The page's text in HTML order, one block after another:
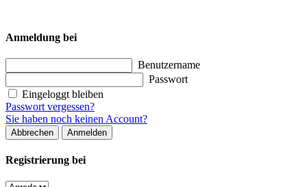
Anmeldung bei
Benutzername
Passwort
Eingeloggt bleiben
Passwort vergessen?
Sie haben noch keinen Account?
Abbrechen Anmelden
Registrierung bei